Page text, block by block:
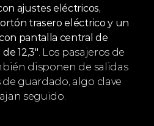
ajustes eléctricos,
trasero eléctrico y un
pantalla central de
12,3" . Los pasajeros de
disponen de salidas
de guardado, algo clave
seguido.